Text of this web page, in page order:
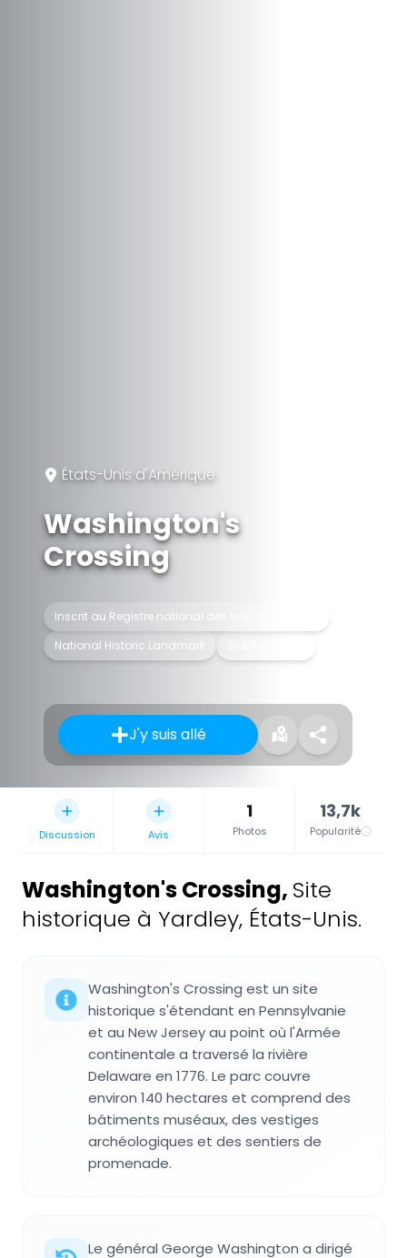
États-Unis d'Amérique
Washington's
Crossing
Inscrit au Registre national des lieux historiques
National Historic Landmark
J'y suis allé
Discussion Avis
1
Photos
13,7k
Popularité
Washington's Crossing, Site
historique à Yardley, États-Unis.
Washington's Crossing est un site
historique s'étendant en Pennsylvanie
et au New Jersey au point où l'Armée
continentale a traversé la rivière
Delaware en 1776. Le parc couvre
environ 140 hectares et comprend des
bâtiments muséaux, des vestiges
archéologiques et des sentiers de
promenade.
Le général George Washington a dirigé